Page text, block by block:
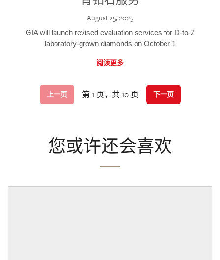
August 25, 2025
GIA will launch revised evaluation services for D-to-Z
laboratory-grown diamonds on October 1
阅读更多
上一页 第 1 页，共 10 页 下一页
您或许还会喜欢